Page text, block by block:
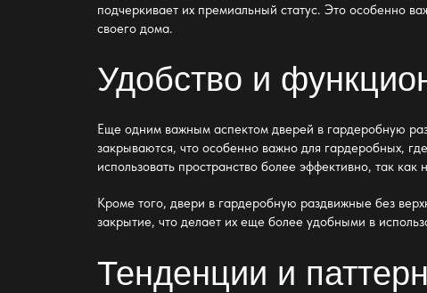
подчеркивает их премиальный статус. Это особенно
своего дома.
Удобство и
Еще одним важным аспектомдверей в гардеробную
закрываются, что особенно важно для гардеробных,
использовать пространство более эффективно, так
Кроме того,двери в гардеробную раздвижные без
закрытие, что делает их еще более удобными в
Тенденции и